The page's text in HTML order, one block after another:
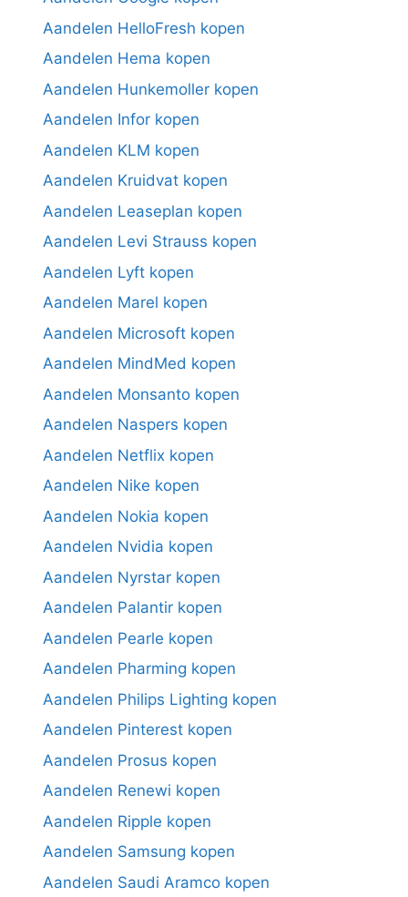
Aandelen HelloFresh kopen
Aandelen Hema kopen
Aandelen Hunkemoller kopen
Aandelen Infor kopen
Aandelen KLM kopen
Aandelen Kruidvat kopen
Aandelen Leaseplan kopen
Aandelen Levi Strauss kopen
Aandelen Lyft kopen
Aandelen Marel kopen
Aandelen Microsoft kopen
Aandelen MindMed kopen
Aandelen Monsanto kopen
Aandelen Naspers kopen
Aandelen Netflix kopen
Aandelen Nike kopen
Aandelen Nokia kopen
Aandelen Nvidia kopen
Aandelen Nyrstar kopen
Aandelen Palantir kopen
Aandelen Pearle kopen
Aandelen Pharming kopen
Aandelen Philips Lighting kopen
Aandelen Pinterest kopen
Aandelen Prosus kopen
Aandelen Renewi kopen
Aandelen Ripple kopen
Aandelen Samsung kopen
Aandelen Saudi Aramco kopen